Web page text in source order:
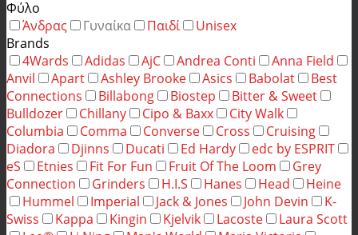
Φύλο
Άνδρας
Γυναίκα Παιδί
Unisex
Brands
4Wards
Adidas AjC Andrea Conti
Anna Field
Anvil
Apart Ashley Brooke Asics Babolat
Best
Connections
Billabong Biostep
Bitter & Sweet
Bulldozer
Chillany Cipo & Baxx
City Walk
Columbia
Comma Converse Cross
Cruising
Diadora
Djinns Ducati Ed Hardy
edc by ESPRIT
eS
Etnies Fit For Fun Fruit Of The Loom
Grey
Connection
Grinders H.I.S Hanes Head
Heine
Hummel
Imperial Jack & Jones John Devin
K-
Swiss
Kappa Kingin Kjelvik Lacoste
Laura Scott